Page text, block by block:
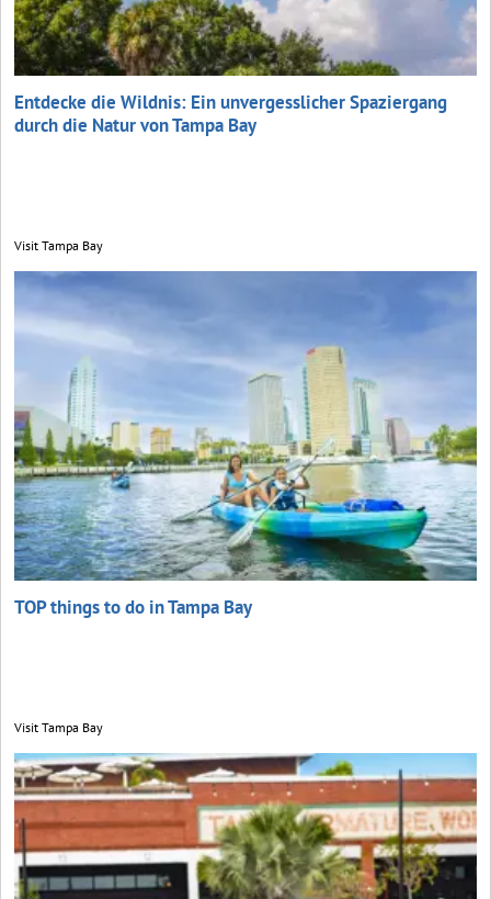
Entdecke die Wildnis: Ein unvergesslicher Spaziergang
durch die Natur von Tampa Bay
Visit Tampa Bay
TOP things to do in Tampa Bay
Visit Tampa Bay